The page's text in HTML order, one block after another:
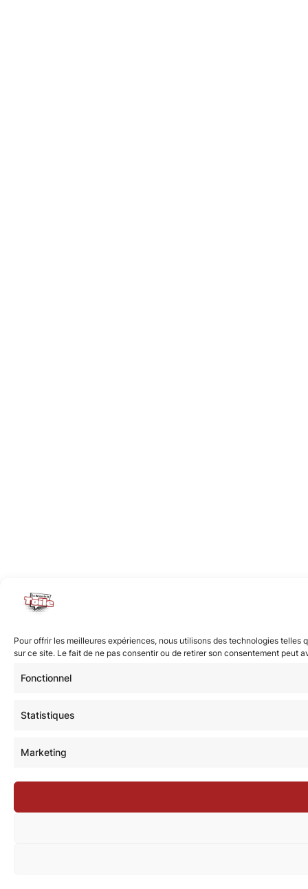
Pour offrir les meilleures expériences, nous utilisons des technologies
sur ce site. Le fait de ne pas consentir ou de retirer son consentement
Fonctionnel
Statistiques
Marketing